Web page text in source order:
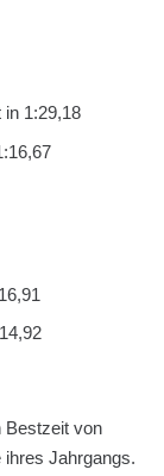
in 1:29,18
Bestzeit von
ihres Jahrgangs.